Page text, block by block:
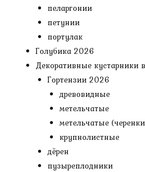
пеларгонии
петунии
портулак
Голубика 2026
Декоративные кустарники
Гортензии 2026
древовидные
метельчатые
метельчатые
крупнолистные
дёрен
пузыреплодники